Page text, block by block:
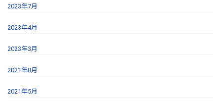
2023年7月
2023年4月
2023年3月
2021年8月
2021年5月